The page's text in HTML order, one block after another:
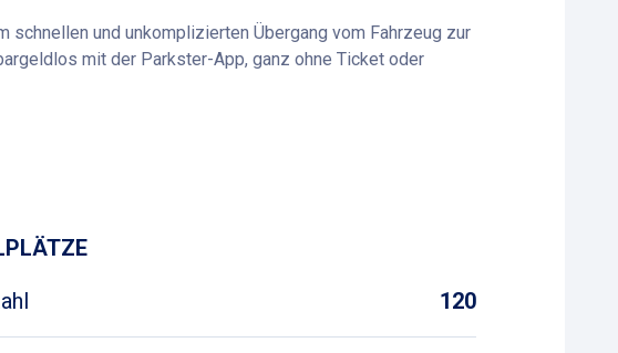
schnellen und unkomplizierten Übergang vom Fahrzeug zur
mit der Parkster-App, ganz ohne Ticket oder
120